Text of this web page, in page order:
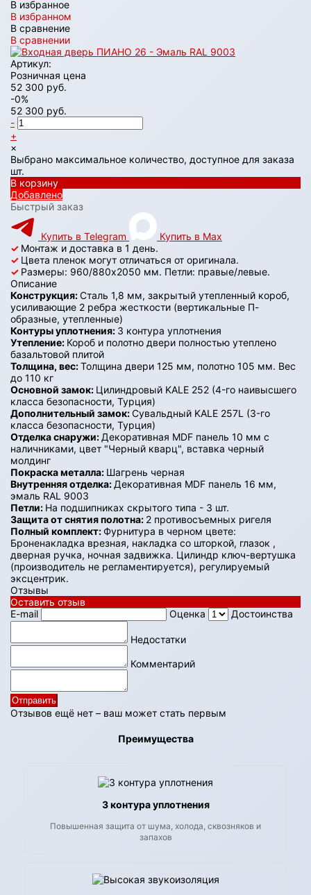
В избранное
В избранном
В сравнение
В сравнении
Артикул:
Розничная цена
52 300 руб.
-0%
52 300 руб.
-
+
×
Выбрано максимальное количество, доступное для заказа
шт.
В корзину
Добавлено
Быстрый заказ
Купить в Telegram
Купить в Max
✓ Монтаж и доставка в 1 день.
✓ Цвета пленок могут отличаться от оригинала.
✓ Размеры: 960/880х2050 мм. Петли: правые/левые.
Описание
Конструкция:Сталь 1,8 мм, закрытый утепленный короб,
усиливающие 2 ребра жесткости (вертикальные П-
образные, утепленные)
Контуры уплотнения: 3 контура уплотнения
Утепление: Короб и полотно двери полностью утеплено
базальтовой плитой
Толщина, вес:Толщина двери 125 мм, полотно 105 мм. Вес
до 110 кг
Основной замок: Цилиндровый KALE 252 (4-го наивысшего
класса безопасности, Турция)
Дополнительный замок:Сувальдный KALE 257L (3-го
класса безопасности, Турция)
Отделка снаружи: Декоративная MDF панель 10 мм с
наличниками, цвет "Черный кварц", вставка черный
молдинг
Покраска металла: Шагрень черная
Внутренняя отделка: Декоративная MDF панель 16 мм,
эмаль RAL 9003
Петли: На подшипниках скрытого типа - 3 шт.
Защита от снятия полотна: 2 противосъемных ригеля
Полный комплект: Фурнитура в черном цвете:
Броненакладка врезная, накладка со шторкой, глазок ,
дверная ручка, ночная задвижка. Цилиндр ключ-вертушка
(производитель не регламентируется), регулируемый
эксцентрик.
Отзывы
Оставить отзыв
E-mail
Оценка Достоинства
Недостатки
Комментарий
Отправить
Отзывов ещё нет – ваш может стать первым
Преимущества
3 контура уплотнения
Повышенная защита от шума, холода, сквозняков и
запахов